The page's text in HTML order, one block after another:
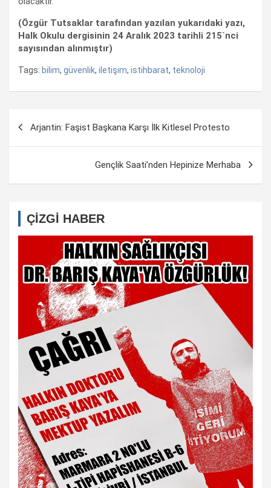
(Özgür Tutsaklar tarafından yazılan yukarıdaki yazı,
Halk Okulu dergisinin 24 Aralık 2023 tarihli 215`nci
sayısından alınmıştır)
Tags: bilim, güvenlik, iletişim, istihbarat, teknoloji
dolaşımı
Arjantin: Faşist Başkana Karşı İlk Kitlesel Protesto
Gençlik Saati’nden Hepinize Merhaba
ÇİZGİ HABER